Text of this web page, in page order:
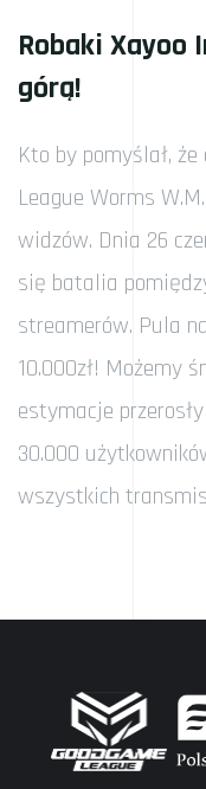
Robaki Xayoo
górą!
Kto by pomyślał,
League Worms
widzów. Dnia 26
się batalia
streamerów. Pula
10.000zł! Możemy
estymacje
30.000
wszystkich